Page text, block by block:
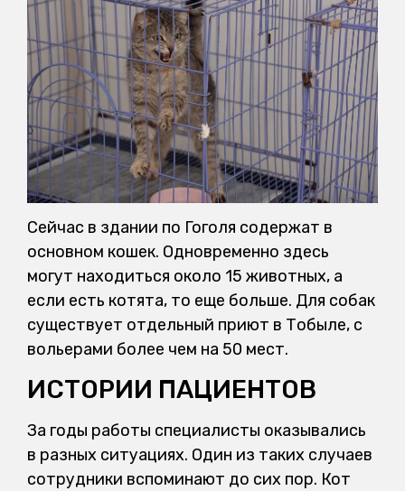
Сейчас в здании по Гоголя содержат в
основном кошек. Одновременно здесь
могут находиться около 15 животных, а
если есть котята, то еще больше. Для собак
существует отдельный приют в Тобыле, с
вольерами более чем на 50 мест.
ИСТОРИИ ПАЦИЕНТОВ
За годы работы специалисты оказывались
в разных ситуациях. Один из таких случаев
сотрудники вспоминают до сих пор. Кот